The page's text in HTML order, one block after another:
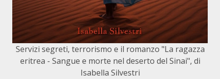
Servizi segreti, terrorismo e il romanzo "La ragazza
eritrea - Sangue e morte nel deserto del Sinai", di
Isabella Silvestri